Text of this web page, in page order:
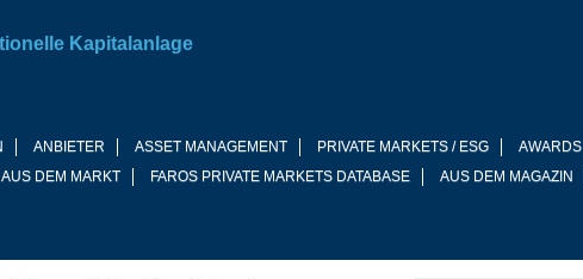
ANBIETER ASSET MANAGEMENT PRIVATE MARKETS / ESG AWARDS
DEM MARKT
FAROS PRIVATE MARKETS DATABASE AUS DEM MAGAZIN
Kapitalanlage